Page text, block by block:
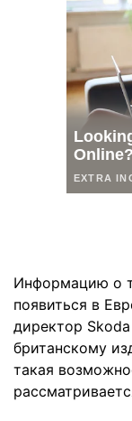
Информацию о
появиться в
директор
британскому
такая